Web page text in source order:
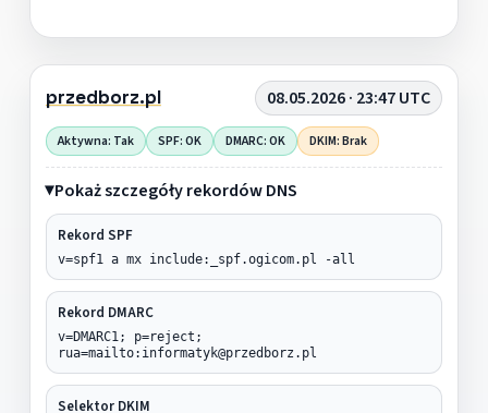
przedborz.pl 08.05.2026 · 23:47 UTC
Aktywna: Tak SPF: OK DMARC: OK DKIM: Brak
Pokaż szczegóły rekordów DNS
Rekord SPF
v=spf1 a mx include:_spf.ogicom.pl -all
Rekord DMARC
v=DMARC1; p=reject;
rua=mailto:informatyk@przedborz.pl
Selektor DKIM